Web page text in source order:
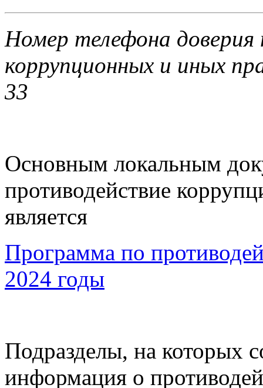
Номер телефона
коррупционных и иных
33
Основным локальным
противодействие
является
Программа по
2024 годы
Подразделы, на которых
информация о